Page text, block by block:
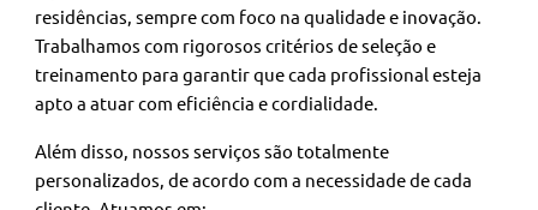
residências, sempre com foco na qualidade e inovação.
Trabalhamos com rigorosos critérios de seleção e
treinamento para garantir que cada profissional esteja
apto a atuar com eficiência e cordialidade.
Além disso, nossos serviços são totalmente
personalizados, de acordo com a necessidade de cada